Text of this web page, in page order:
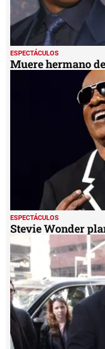
ESPECTÁCULOS
Muere hermano
ESPECTÁCULOS
Stevie Wonder